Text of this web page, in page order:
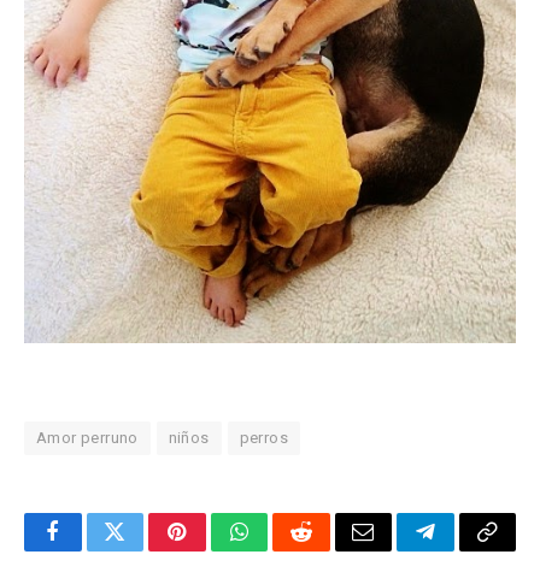
Amor perruno niños perros
FacebookTwitterPinterestWhatsAppRedditEmail TelegramCopy